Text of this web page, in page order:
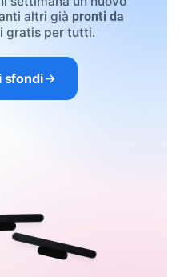
altri già pronti da
gratis per tutti.
sfondi